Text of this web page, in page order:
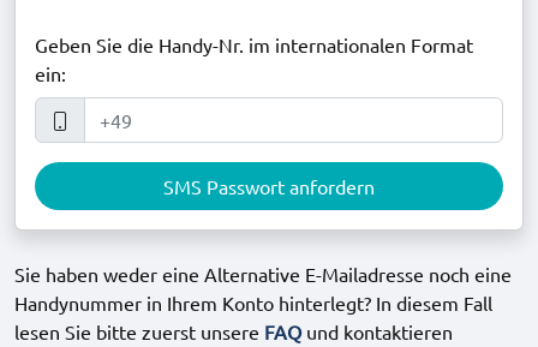
Geben Sie die Handy-Nr. im internationalen Format
ein:
SMS Passwort anfordern
Sie haben weder eine Alternative E-Mailadresse noch eine
Handynummer in Ihrem Konto hinterlegt? In diesem Fall
lesen Sie bitte zuerst unsere FAQund kontaktieren